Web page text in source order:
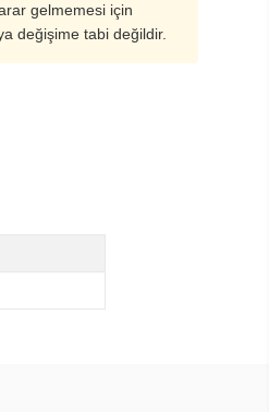
gelmemesi için
değişime tabi değildir.